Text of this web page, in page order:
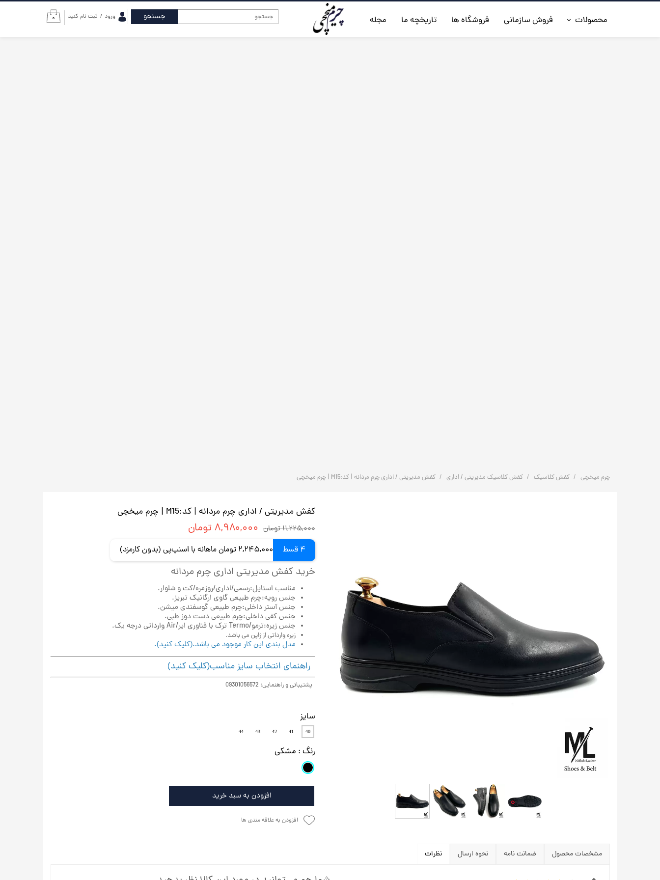
۰ ورود / ثبت نام کنید محصولات فروش سازمانی فروشگاه ها تاریخچه ما مجله جستجو
چرم میخچی کفش کلاسیک کفش کلاسیک مدیریتی / اداری کفش مدیریتی / اداری چرم مردانه | کد:M15 | چرم میخچی
کفش مدیریتی / اداری چرم مردانه | کد:M15 | چرم میخچی
۱۱,۲۲۵,۰۰۰ تومان ۸,۹۸۰,۰۰۰ تومان
4 قسط 2,245,000 تومان ماهانه با اسنپ‌پی (بدون کارمزد)
خرید کفش مدیریتی اداری چرم مردانه
مناسب استایل:رسمی/اداری/روزمره/کت و شلوار.
جنس رویه:چرم طبیعی گاوی ارگانیک تبریز.
جنس آستر داخلی:چرم طبیعی گوسفندی میشن.
جنس کفی داخلی:چرم طبیعی دست دوز طبی.
جنس زیره:ترمو/Termo ترک با فناوری ایر/Air وارداتی درجه یک.
زیره وارداتی از ژاپن می باشد.
مدل بندی این کار موجود می باشد.(کلیک کنید).
راهنمای انتخاب سایز مناسب(کلیک کنید)
پشتیبانی و راهنمایی: 09301056572
سایز
40
41
42
43
44
رنگ: مشکی
افزودن به سبد خرید
افزودن به علاقه مندی ها
مشخصات محصول ضمانت نامه نحوه ارسال نظرات